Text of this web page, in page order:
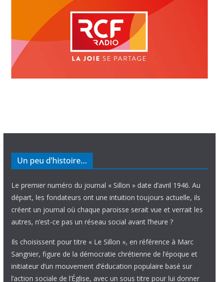
Un peu d’histoire…
Le premier numéro du journal « Sillon » date d’avril 1946. Au
départ, les fondateurs ont une intuition toujours actuelle, ils
créent un journal où chaque paroisse serait vue et verrait les
autres, n’est-ce pas un réseau social avant l’heure ?
Ils choisissent pour titre « Le Sillon », en référence à Marc
Sangnier, figure de la démocratie chrétienne de l’époque et
initiateur d’un mouvement d’éducation populaire basé sur
l’action sociale de l’Église, avec un sous titre pour lui donner